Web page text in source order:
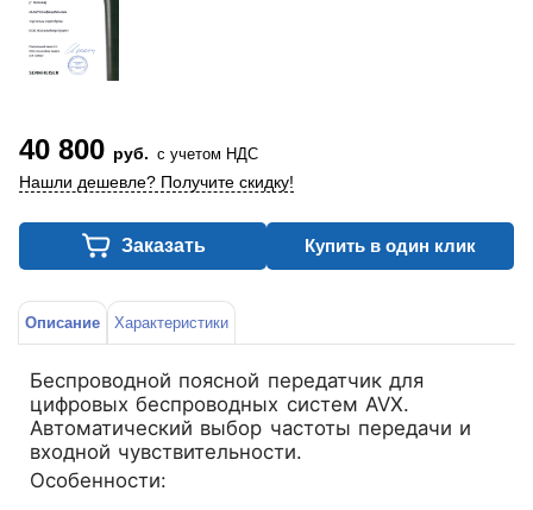
40 800 руб. с учетом НДС
Нашли дешевле? Получите скидку!
Заказать Купить в один клик
Описание Характеристики
Беспроводной поясной передатчик для
цифровых беспроводных систем AVX.
Автоматический выбор частоты передачи и
входной чувствительности.
Особенности: